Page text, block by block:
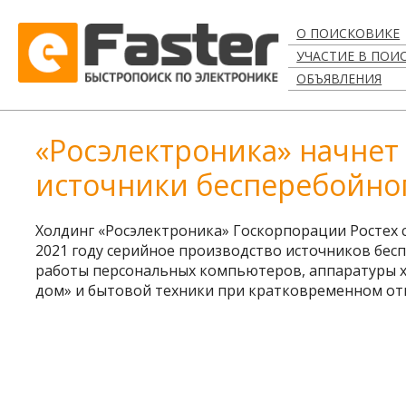
О ПОИСКОВИКЕ
УЧАСТИЕ В
ОБЪЯВЛЕНИЯ
«Росэлектроника»
источники
Холдинг «Росэлектроника» Госкорпорации
2021 году серийное производство источников
работы персональных компьютеров, аппаратуры
дом» и бытовой техники при кратковременном